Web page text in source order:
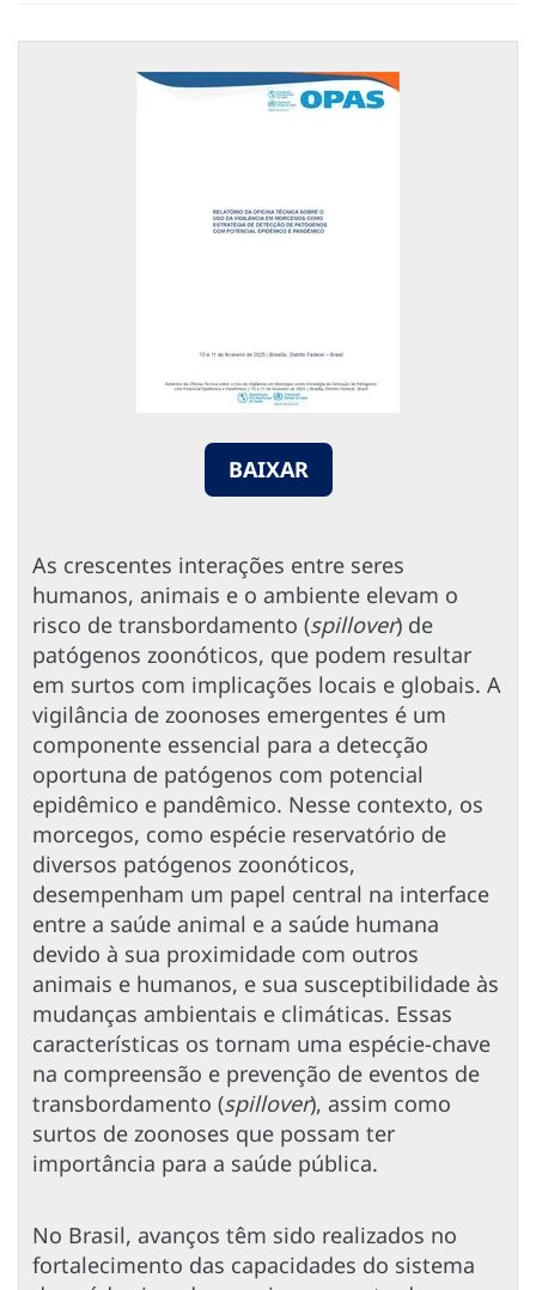
BAIXAR
As crescentes interações entre seres
humanos, animais e o ambiente elevam o
risco de transbordamento (spillover) de
patógenos zoonóticos, que podem resultar
em surtos com implicações locais e globais. A
vigilância de zoonoses emergentes é um
componente essencial para a detecção
oportuna de patógenos com potencial
epidêmico e pandêmico. Nesse contexto, os
morcegos, como espécie reservatório de
diversos patógenos zoonóticos,
desempenham um papel central na interface
entre a saúde animal e a saúde humana
devido à sua proximidade com outros
animais e humanos, e sua susceptibilidade às
mudanças ambientais e climáticas. Essas
características os tornam uma espécie-chave
na compreensão e prevenção de eventos de
transbordamento (spillover), assim como
surtos de zoonoses que possam ter
importância para a saúde pública.
No Brasil, avanços têm sido realizados no
fortalecimento das capacidades do sistema